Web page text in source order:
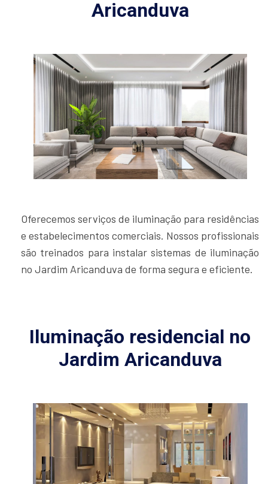
Aricanduva
Oferecemos serviços de iluminação para residências
e estabelecimentos comerciais. Nossos profissionais
são treinados para instalar sistemas de iluminação
no Jardim Aricanduva de forma segura e eficiente.
Iluminação residencial no
Jardim Aricanduva